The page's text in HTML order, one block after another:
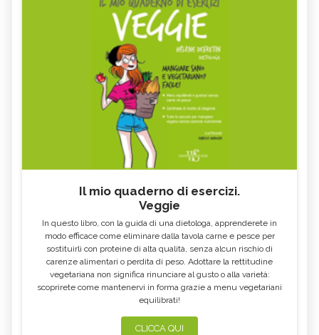
Il mio quaderno di esercizi.
Veggie
In questo libro, con la guida di una dietologa, apprenderete in
modo efficace come eliminare dalla tavola carne e pesce per
sostituirli con proteine di alta qualità, senza alcun rischio di
carenze alimentari o perdita di peso. Adottare la rettitudine
vegetariana non significa rinunciare al gusto o alla varietà:
scoprirete come mantenervi in forma grazie a menu vegetariani
equilibrati!
CLICCA QUI